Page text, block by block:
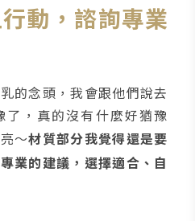
動，諮詢專業
的念頭，我會跟他們說去
了，真的沒有什麼好猶豫
～材質部分我覺得還是要
業的建議，選擇適合、自